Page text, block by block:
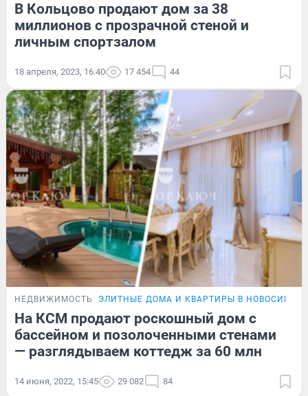
В Кольцово продают дом за 38
миллионов с прозрачной стеной и
личным спортзалом
18 апреля, 2023, 16:40 17 454 44
НЕДВИЖИМОСТЬ ЭЛИТНЫЕ ДОМА И КВАРТИРЫ В
На КСМ продают роскошный дом с
бассейном и позолоченными стенами
— разглядываем коттедж за 60 млн
14 июня, 2022, 15:45 29 082 84